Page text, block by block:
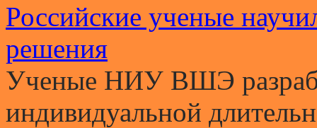
Российские ученые
решения
Ученые НИУ ВШЭ
индивидуальной